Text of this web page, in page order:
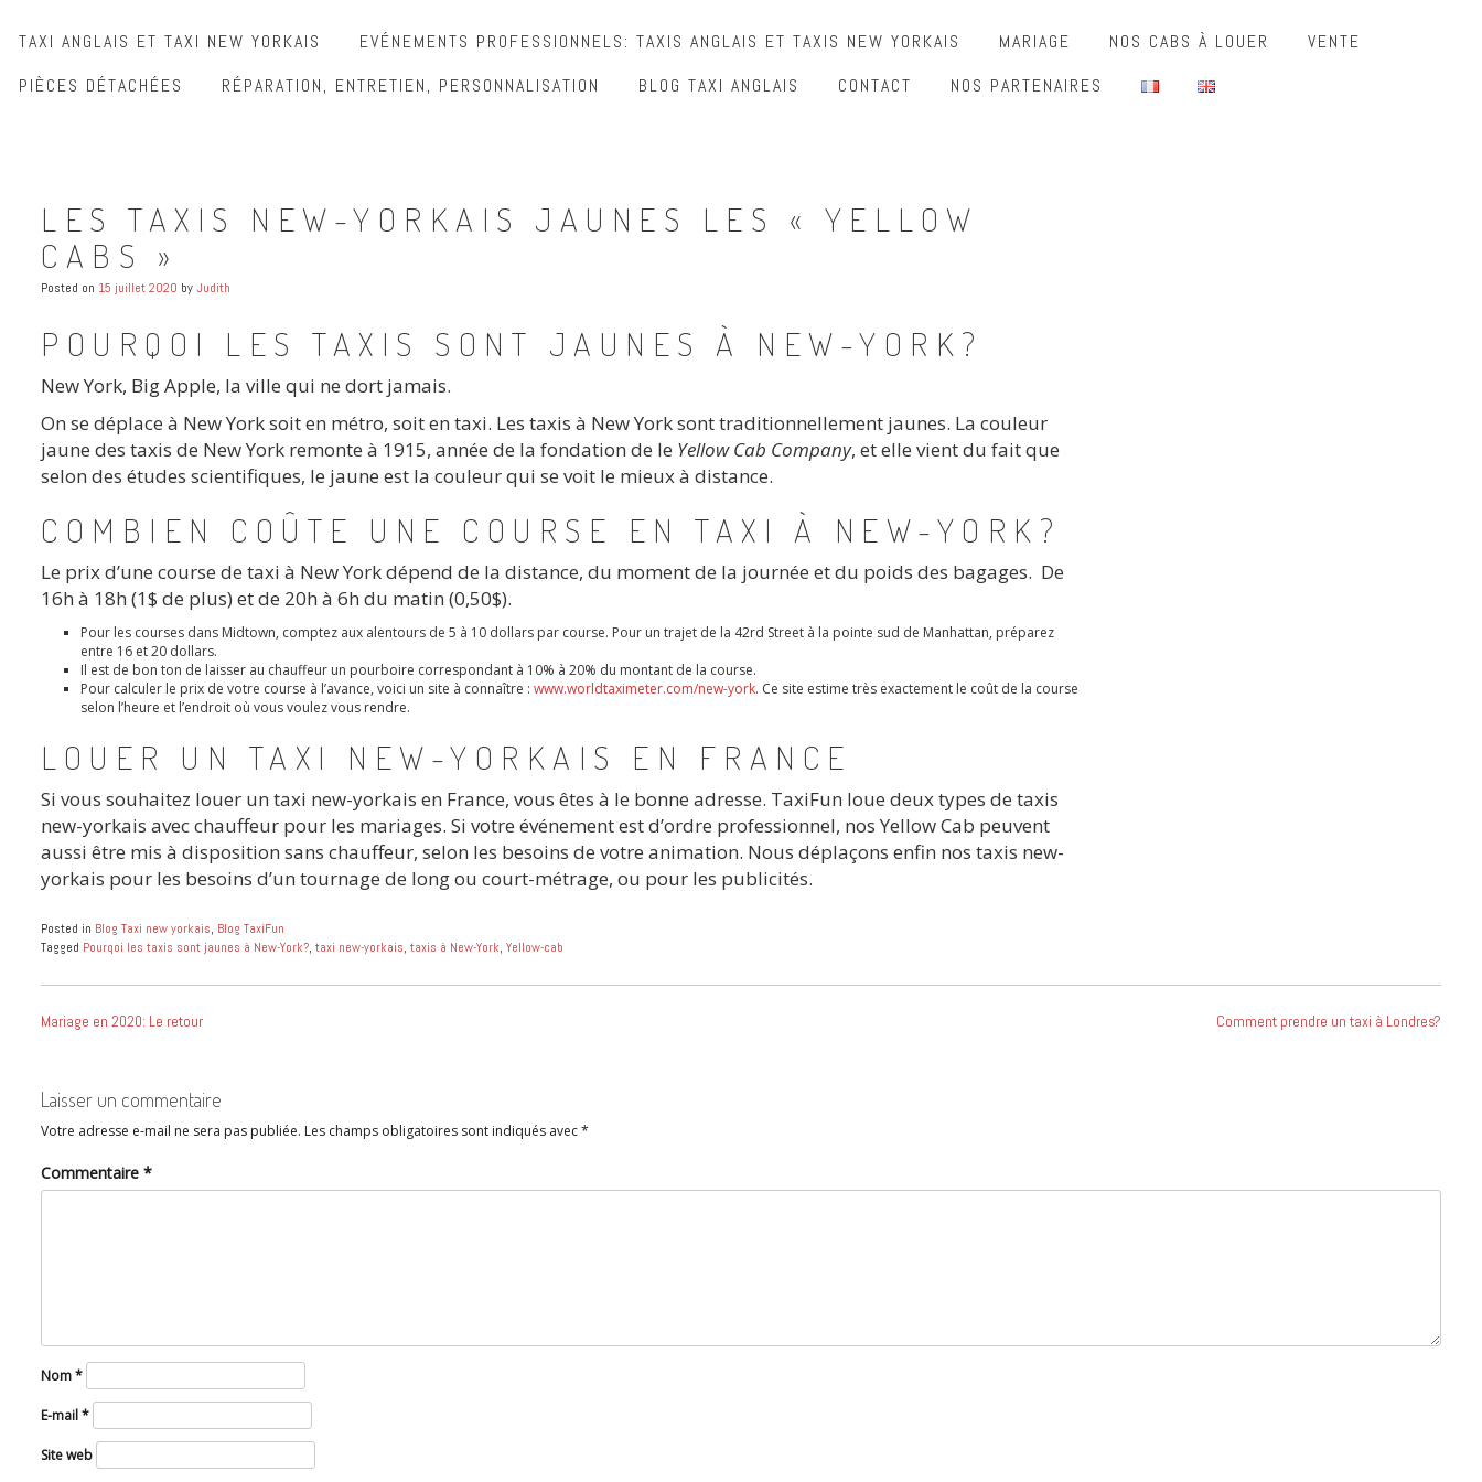
TAXI ANGLAIS ET TAXI NEW YORKAIS EVÉNEMENTS PROFESSIONNELS: TAXIS ANGLAIS ET TAXIS NEW YORKAIS MARIAGE NOS CABS À LOUER
VENTE
PIÈCES DÉTACHÉES
RÉPARATION, ENTRETIEN, PERSONNALISATION BLOG TAXI ANGLAIS CONTACT NOS PARTENAIRES
LES TAXIS NEW-YORKAIS JAUNES LES « YELLOW
CABS »
Posted on 15 juillet 2020 byJudith
POURQOI LES TAXIS SONT JAUNES À NEW-YORK?
New York, Big Apple, la ville qui ne dort jamais.
On se déplace à New York soit en métro, soit en taxi. Les taxis à New York sont traditionnellement jaunes. La couleur
jaune des taxis de New York remonte à 1915, année de la fondation de le Yellow Cab Company, et elle vient du fait que
selon des études scientifiques, le jaune est la couleur qui se voit le mieux à distance.
COMBIEN COÛTE UNE COURSE EN TAXI À NEW-YORK?
Le prix d’une course de taxi à New York dépend de la distance, du moment de la journée et du poids des bagages. De
16h à 18h (1$ de plus) et de 20h à 6h du matin (0,50$).
Pour les courses dans Midtown, comptez aux alentours de 5 à 10 dollars par course. Pour un trajet de la 42rd Street à la pointe sud de Manhattan, préparez
entre 16 et 20 dollars.
Il est de bon ton de laisser au chauffeur un pourboire correspondant à 10% à 20% du montant de la course.
Pour calculer le prix de votre course à l’avance, voici un site à connaître : www.worldtaximeter.com/new-york. Ce site estime très exactement le coût de la course
selon l’heure et l’endroit où vous voulez vous rendre.
LOUER UN TAXI NEW-YORKAIS EN FRANCE
Si vous souhaitez louer un taxi new-yorkais en France, vous êtes à le bonne adresse. TaxiFun loue deux types de taxis
new-yorkais avec chauffeur pour les mariages. Si votre événement est d’ordre professionnel, nos Yellow Cab peuvent
aussi être mis à disposition sans chauffeur, selon les besoins de votre animation. Nous déplaçons enfin nos taxis new-
yorkais pour les besoins d’un tournage de long ou court-métrage, ou pour les publicités.
Posted in Blog Taxi new yorkais, Blog TaxiFun
Tagged Pourqoi les taxis sont jaunes à New-York?, taxi new-yorkais, taxis à New-York, Yellow-cab
DE
Mariage en 2020: Le retour Comment prendre un taxi à Londres?
Laisser un commentaire
Votre adresse e-mail ne sera pas publiée. Les champs obligatoires sont indiqués avec*
Commentaire *
Nom*
E-mail*
Site web